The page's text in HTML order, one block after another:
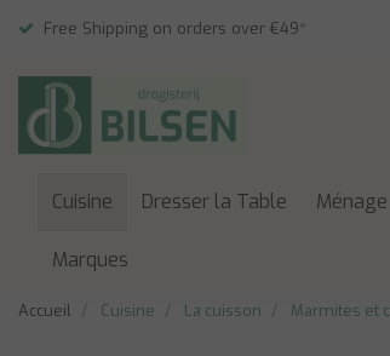
Free Shipping on orders over €49*
Cuisine Dresser la Table Ménage
Marques
Accueil Cuisine La cuisson Marmites et